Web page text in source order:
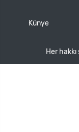
Künye
Her hakkı